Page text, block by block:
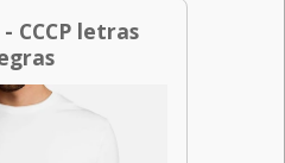
CCCP letras